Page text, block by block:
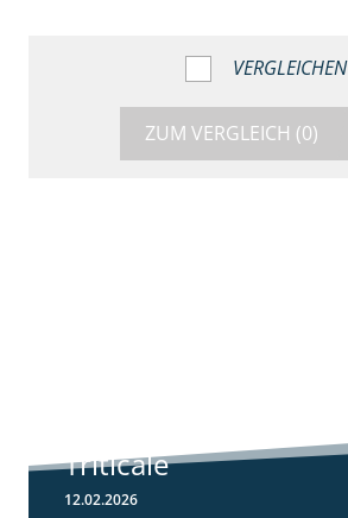
VERGLEICHEN
ZUM VERGLEICH (0)
Triticale
12.02.2026